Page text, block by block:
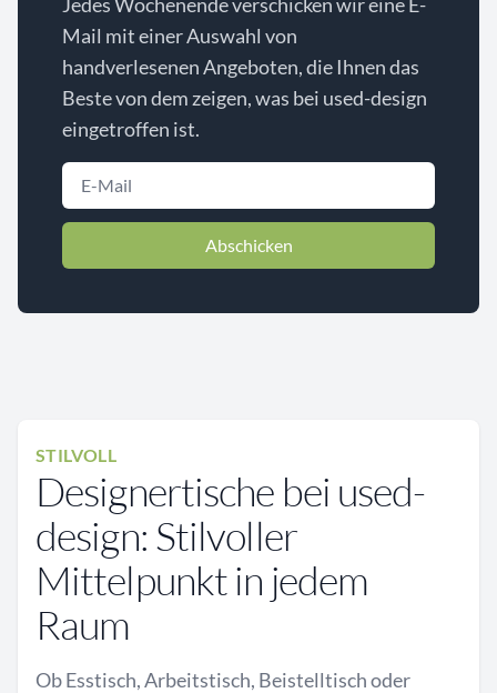
Mail mit einer Auswahl von
handverlesenen Angeboten, die Ihnen das
Beste von dem zeigen, was bei used-design
eingetroffen ist.
Abschicken
STILVOLL
Designertische bei used-
design: Stilvoller
Mittelpunkt in jedem
Raum
Ob Esstisch, Arbeitstisch, Beistelltisch oder